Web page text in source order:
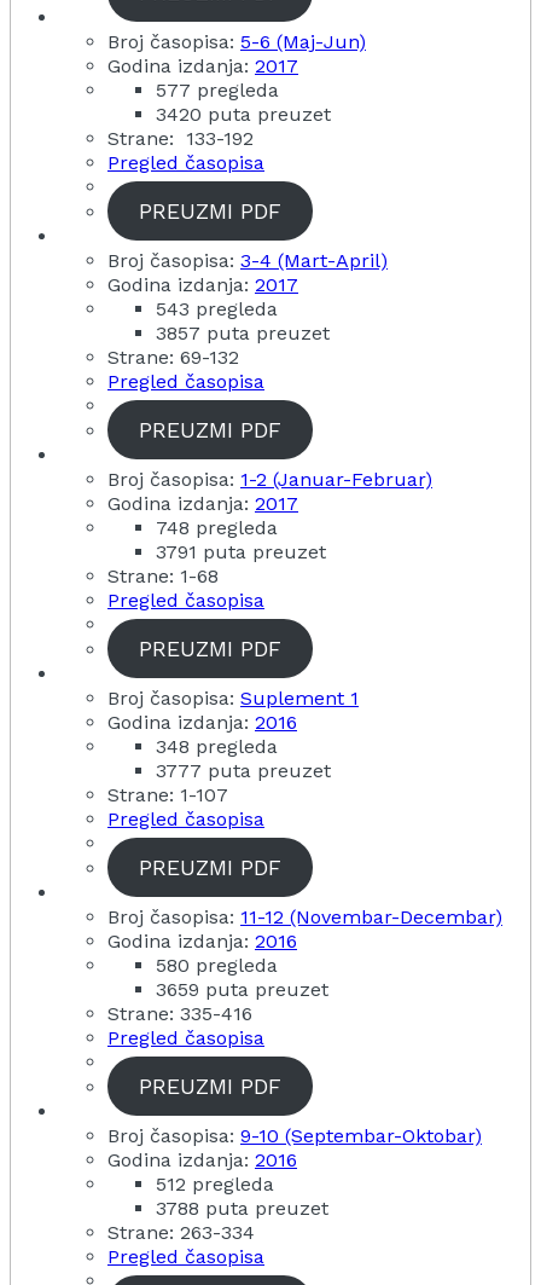
Broj časopisa: 5-6 (Maj-Jun)
Godina izdanja: 2017
577 pregleda
3420 puta preuzet
Strane: 133-192
Pregled časopisa
PREUZMI PDF
Broj časopisa: 3-4 (Mart-April)
Godina izdanja: 2017
543 pregleda
3857 puta preuzet
Strane: 69-132
Pregled časopisa
PREUZMI PDF
Broj časopisa: 1-2 (Januar-Februar)
Godina izdanja: 2017
748 pregleda
3791 puta preuzet
Strane: 1-68
Pregled časopisa
PREUZMI PDF
Broj časopisa: Suplement 1
Godina izdanja: 2016
348 pregleda
3777 puta preuzet
Strane: 1-107
Pregled časopisa
PREUZMI PDF
Broj časopisa: 11-12 (Novembar-Decembar)
Godina izdanja: 2016
580 pregleda
3659 puta preuzet
Strane: 335-416
Pregled časopisa
PREUZMI PDF
Broj časopisa: 9-10 (Septembar-Oktobar)
Godina izdanja: 2016
512 pregleda
3788 puta preuzet
Strane: 263-334
Pregled časopisa